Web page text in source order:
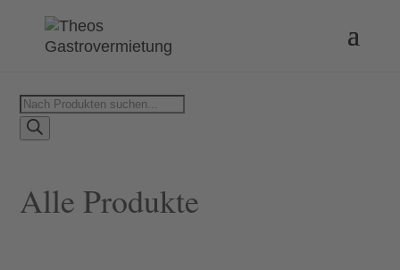
Products
search
Alle Produkte